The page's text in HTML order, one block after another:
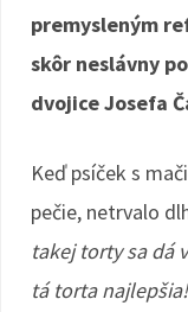
premysleným
skôr neslávny
dvojice Josefa
Keď psíček s
pečie, netrvalo
takej torty sa dá
tá torta